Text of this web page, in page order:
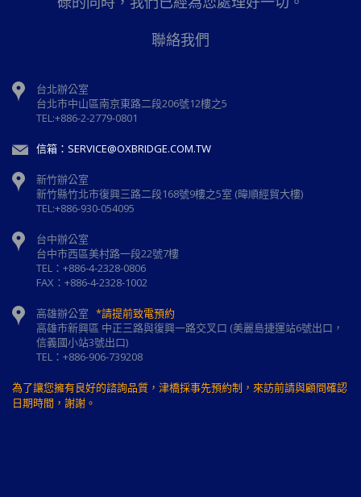
聯絡我們
台北辦公室
台北市中山區南京東路二段206號12樓之5
TEL:+886-2-2779-0801
信箱：SERVICE@OXBRIDGE.COM.TW
新竹辦公室
新⽵縣⽵北市復興三路⼆段168號9樓之5室 (暐順經貿大樓)
TEL:+886-930-054095
台中辦公室
台中市西區美村路一段22號7樓
TEL：+886-4-2328-0806
FAX：+886-4-2328-1002
高雄辦公室 *請提前致電預約
高雄市新興區 中正三路與復興一路交叉口 (美麗島捷運站6號出口，
信義國小站3號出口)
TEL：+886-906-739208
為了讓您擁有良好的諮詢品質，津橋採事先預約制，來訪前請與顧問確認
日期時間，謝謝。